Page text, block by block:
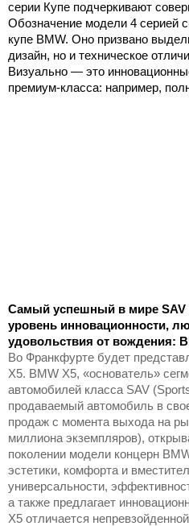
серии Купе подчеркивают
Обозначение модели 4 серией
купе BMW. Оно призвано
дизайн, но и техническое
Визуально — это
премиум-класса: например,
Самый успешный в мире
уровень инновационности,
удовольствия от вождения:
Во Франкфурте будет
X5. BMW X5, «основатель»
автомобилей класса SAV
продаваемый автомобиль в
продаж с момента выхода на
миллиона экземпляров),
поколении модели концерн
эстетики, комфорта и
универсальности,
а также предлагает
X5 отличается